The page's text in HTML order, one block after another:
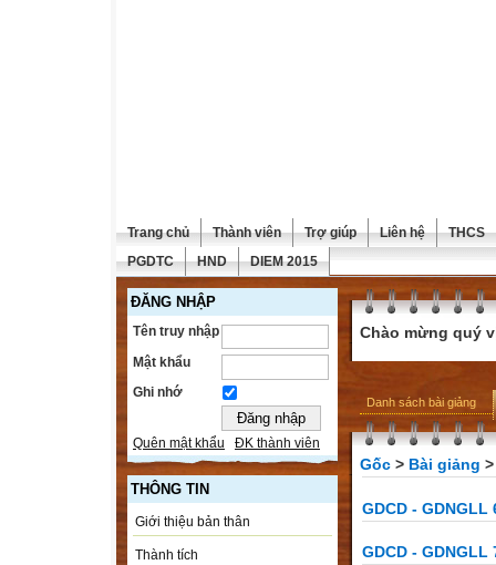
Trang chủ Thành viên Trợ giúp Liên hệ
THCS
PGDTC
HND DIEM 2015
ĐĂNG NHẬP
Tên truy nhập
Mật khẩu
Ghi nhớ
Quên mật khẩu ĐK thành viên
THÔNG TIN
Giới thiệu bản thân
Thành tích
Chào mừng quý
Danh sách bài giảng
Gốc > Bài giảng
GDCD - GDNGLL
GDCD - GDNGLL